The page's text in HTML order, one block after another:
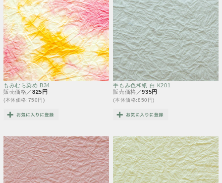
もみむら染め B34
販売価格／825円
(本体価格:750円)
手もみ色和紙 白 K201
販売価格／935円
(本体価格:850円)